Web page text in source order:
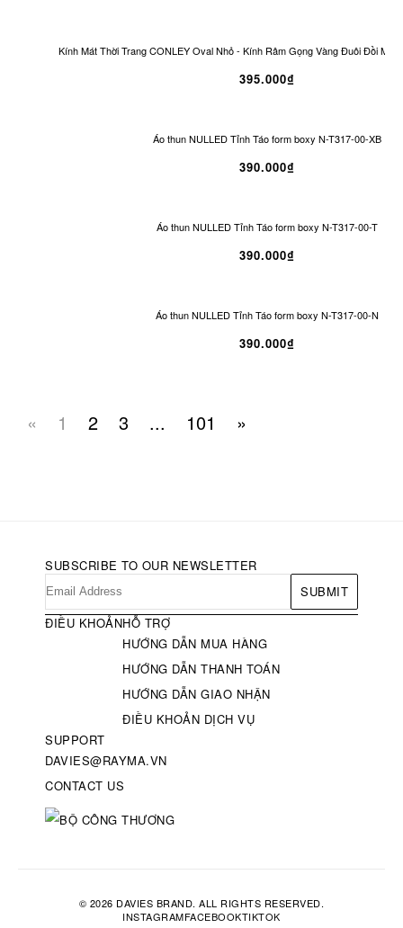
Kính Mát Thời Trang CONLEY Oval Nhỏ - Kính Râm Gọng Vàng Đuôi Đồi Mồi
395.000₫
Áo thun NULLED Tỉnh Táo form boxy N-T317-00-XB
390.000₫
Áo thun NULLED Tỉnh Táo form boxy N-T317-00-T
390.000₫
Áo thun NULLED Tỉnh Táo form boxy N-T317-00-N
390.000₫
« 1 2 3 ... 101 »
SUBSCRIBE TO OUR NEWSLETTER
SUBMIT
ĐIỀU KHOẢNHỖ TRỢ
HƯỚNG DẪN MUA HÀNG
HƯỚNG DẪN THANH TOÁN
HƯỚNG DẪN GIAO NHẬN
ĐIỀU KHOẢN DỊCH VỤ
SUPPORT
DAVIES@RAYMA.VN
CONTACT US
© 2026 DAVIES BRAND. ALL RIGHTS RESERVED.
INSTAGRAMFACEBOOKTIKTOK